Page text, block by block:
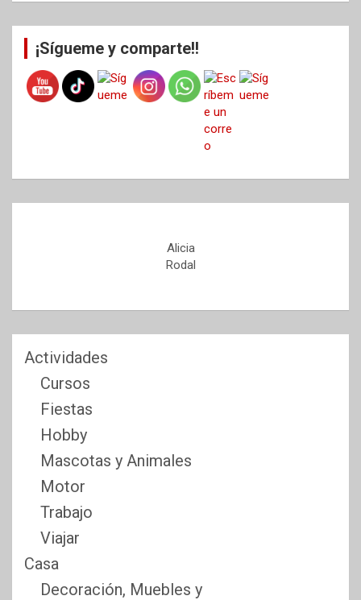
¡Sígueme y comparte!!
Alicia
Rodal
Actividades
Cursos
Fiestas
Hobby
Mascotas y Animales
Motor
Trabajo
Viajar
Casa
Decoración, Muebles y